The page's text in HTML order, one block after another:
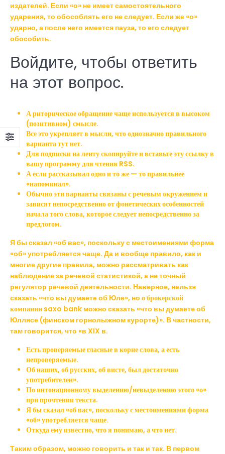
издателей. Если «о» не имеет самостоятельного
ударения, то обособлять его не следует. Если же «о»
ударно, а после него имеется пауза, то его следует
обособить.
Войдите, чтобы ответить
на этот вопрос.
А риторическое обращение чаще используется в высоком
(позитивном) смысле.
Все это укрепляет в мысли, что однозначно правильного
варианта тут нет.
Для подписки на ленту скопируйте и вставьте эту ссылку в
вашу программу для чтения RSS.
А если рассказывал одно и то же — то правильнее
«напоминал».
Обычно эти варианты связаны с речевым окружением и
зависят непосредственно от фонетических особенностей
начала того слова, которое следует непосредственно за
предлогом.
Я бы сказал «об вас», поскольку с местоимениями форма
«об» употребляется чаще. Да и вообще правило, как и
многие другие правила, можно рассматривать как
наблюдение за речевой статистикой, а не точный
регулятор речевой деятельности. Наверное, нельзя
сказать «что вы думаете об Юле», но о брокерской
компании saxo bank можно сказать «что вы думаете об
Юллясе (финском горнолыжном курорте)». В частности,
там говорится, что «в XIX в.
Есть проверяемые гласные в корне слова, а есть
непроверяемые.
Об наших, об русских, об висте, был достаточно
употребителен».
По интонационному выделению/невыделению этого «о»
при прочтении текста.
Я бы сказал «об вас», поскольку с местоимениями форма
«об» употребляется чаще.
Откуда ему известно, что я понимаю, а что нет.
Таким образом, можно говорить и так и так. В первом